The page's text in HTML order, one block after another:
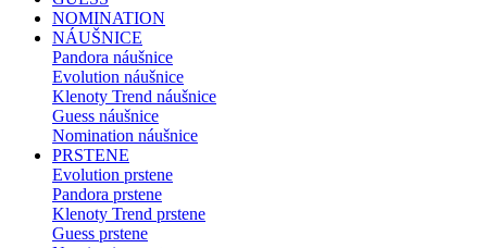
NOMINATION
NÁUŠNICE
Pandora náušnice
Evolution náušnice
Klenoty Trend náušnice
Guess náušnice
Nomination náušnice
PRSTENE
Evolution prstene
Pandora prstene
Klenoty Trend prstene
Guess prstene